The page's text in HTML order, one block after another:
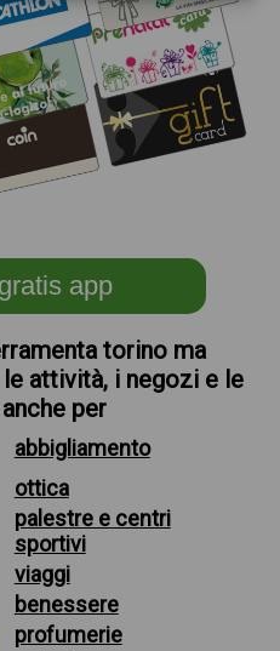
app
torino ma
attività, i negozi e le
per
abbigliamento
ottica
palestre e centri
sportivi
viaggi
benessere
profumerie